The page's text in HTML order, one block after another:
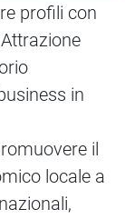
profili con
in
il
locale a